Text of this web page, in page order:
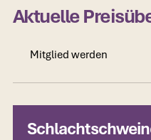
Aktuelle
Mitglied werden